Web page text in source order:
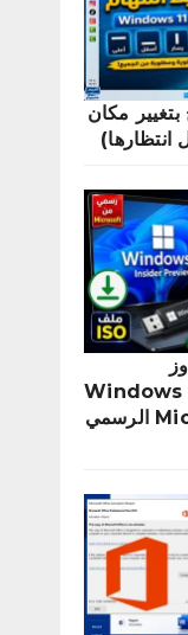
11 يسمح بتغيير مكان
Windows
ISO من موقع Microsoft الرسمي